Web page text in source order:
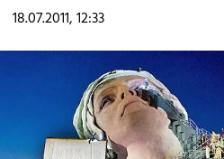
18.07.2011, 12:33